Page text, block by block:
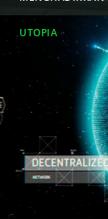
UTOPIA